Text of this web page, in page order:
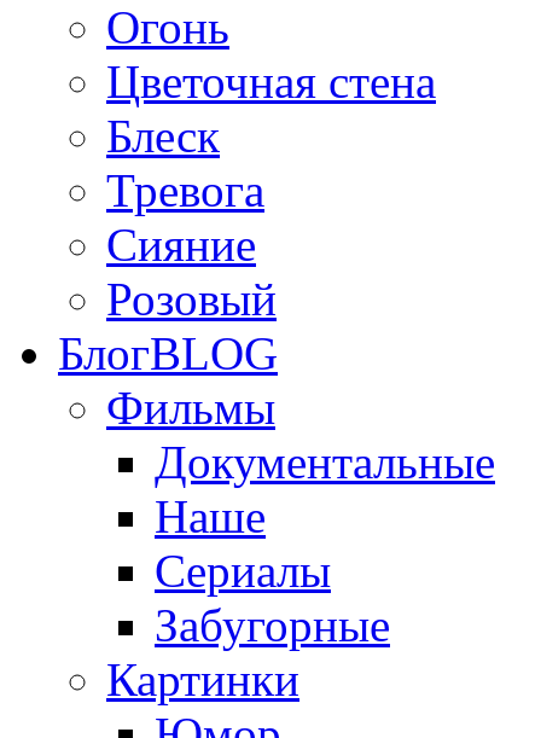
Огонь
Цветочная стена
Блеск
Тревога
Сияние
Розовый
БлогBLOG
Фильмы
Документальные
Наше
Сериалы
Забугорные
Картинки